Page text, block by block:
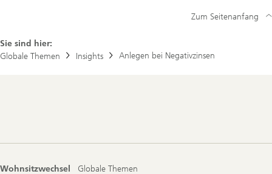
Sie sind hier:
Globale Themen
Insights Anlegen bei Negativzinsen
Zum Seitenanfang
Wohnsitzwechsel Globale Themen